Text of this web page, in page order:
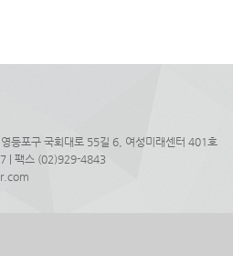
등포구 국회대로 55길 6, 여성미래센터 401호
| 팩스 (02)929-4843